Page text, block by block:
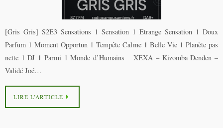
[Gris Gris] S2E3 Sensations 1 Sensation 1 Etrange Sensation 1 Doux
Parfum 1 Moment Opportun 1 Tempête Calme 1 Belle Vie 1 Planète pas
nette 1 DJ 1 Parmi 1 Monde d’Humains XEXA – Kizomba Denden –
Validé Joé…
LIRE L’ARTICLE